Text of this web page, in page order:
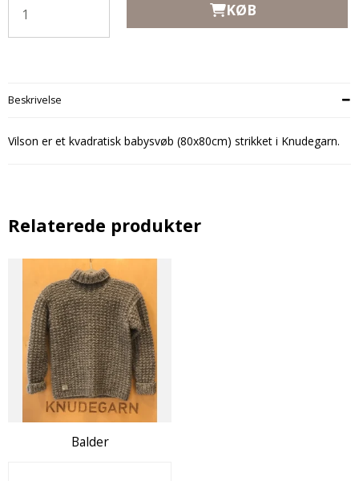
KØB
Beskrivelse
Vilson er et kvadratisk babysvøb (80x80cm) strikket i Knudegarn.
Relaterede produkter
Balder